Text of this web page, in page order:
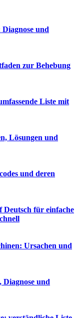
und
zur Behebung
Liste mit
Lösungen und
und deren
Deutsch für einfache
Ursachen und
Diagnose und